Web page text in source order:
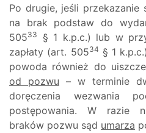
Po drugie, jeśli przekazanie
na brak podstaw do
50533
§ 1 k.p.c.) lub w
zapłaty (art. 50534 § 1
powoda również do
od pozwu – w terminie
doręczenia wezwania
postępowania. W razie
braków pozwu sąd umarza